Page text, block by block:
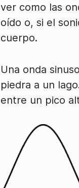
ver como las
oído o, si el
cuerpo.
Una onda
piedra a un
entre un pico